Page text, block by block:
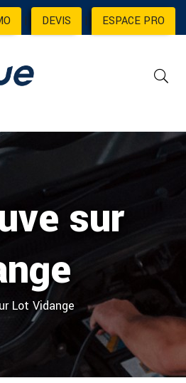
| DEVIS | ESPACE PRO
sur
Lot Vidange